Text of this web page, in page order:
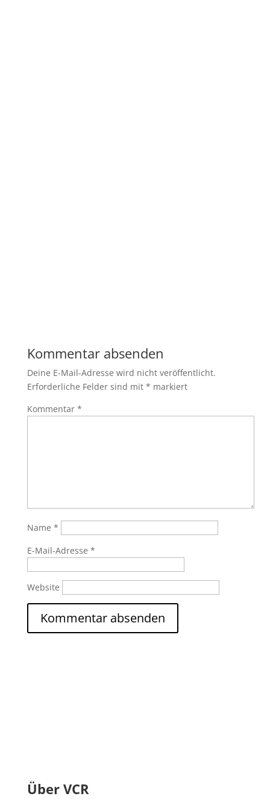
Kommentar absenden
Deine E-Mail-Adresse wird nicht veröffentlicht.
Erforderliche Felder sind mit * markiert
Kommentar *
Name *
E-Mail-Adresse *
Website
Über VCR